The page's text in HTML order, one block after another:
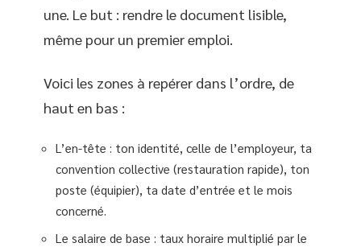
une. Le but : rendre le document lisible,
même pour un premier emploi.
Voici les zones à repérer dans l’ordre, de
haut en bas :
L’en-tête : ton identité, celle de l’employeur, ta
convention collective (restauration rapide), ton
poste (équipier), ta date d’entrée et le mois
concerné.
Le salaire de base : taux horaire multiplié par le